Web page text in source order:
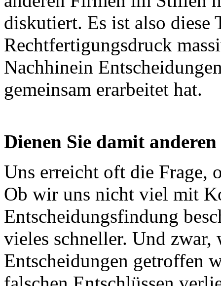
diskutiert. Es ist also diese
Rechtfertigungsdruck
Nachhinein
gemeinsam erarbeitet hat.
Dienen Sie damit
Uns erreicht oft die Frage,
Ob wir uns nicht viel mit
Entscheidungsfindung
vieles schneller. Und
Entscheidungen getroffen